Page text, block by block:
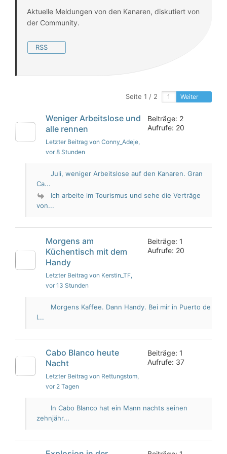
Aktuelle Meldungen von den Kanaren, diskutiert von
der Community.
RSS
Seite 1 / 2 Weiter
Weniger Arbeitslose und
alle rennen
Letzter Beitrag von Conny_Adeje,
vor 8 Stunden
Beiträge: 2
Aufrufe: 20
Juli, weniger Arbeitslose auf den Kanaren. Gran
Ca...
Ich arbeite im Tourismus und sehe die Verträge
von...
Morgens am
Küchentisch mit dem
Handy
Letzter Beitrag von Kerstin_TF,
vor 13 Stunden
Beiträge: 1
Aufrufe: 20
Morgens Kaffee. Dann Handy. Bei mir in Puerto de
l...
Cabo Blanco heute
Nacht
Letzter Beitrag von Rettungstom,
vor 2 Tagen
Beiträge: 1
Aufrufe: 37
In Cabo Blanco hat ein Mann nachts seinen
zehnjähr...